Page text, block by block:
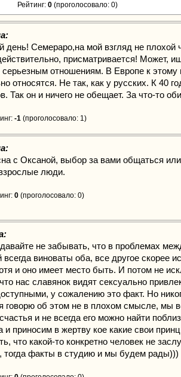
Рейтинг: 0 (проголосовало: 0)
день! Семераро,на мой взгляд не плохой
присматривается! Может,
серьезным отношениям. В Европе к этому
относятся. Не так, как у русских. К 40
Так он и ничего не обещает. За что-то
-1 (проголосовало: 1)
с Оксаной, выбор за вами общаться
люди.
0 (проголосовало: 0)
не забывать, что в проблемах
виноваты оба, все другое скорее
и оно имеет место быть. И потом не
нас славянок видят сексуально
у сожалению это факт. Но
говорю об этом не в плохом смысле, мы
и не всегда его можно найти
и приносим в жертву кое какие свои
что какой-то конкретно человек не
тогда факты в студию и мы будем рады)))